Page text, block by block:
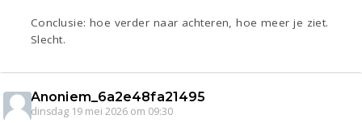
Conclusie: hoe verder naar achteren, hoe meer je ziet.
Slecht.
Anoniem_6a2e48fa21495
dinsdag 19 mei 2026 om 09:30